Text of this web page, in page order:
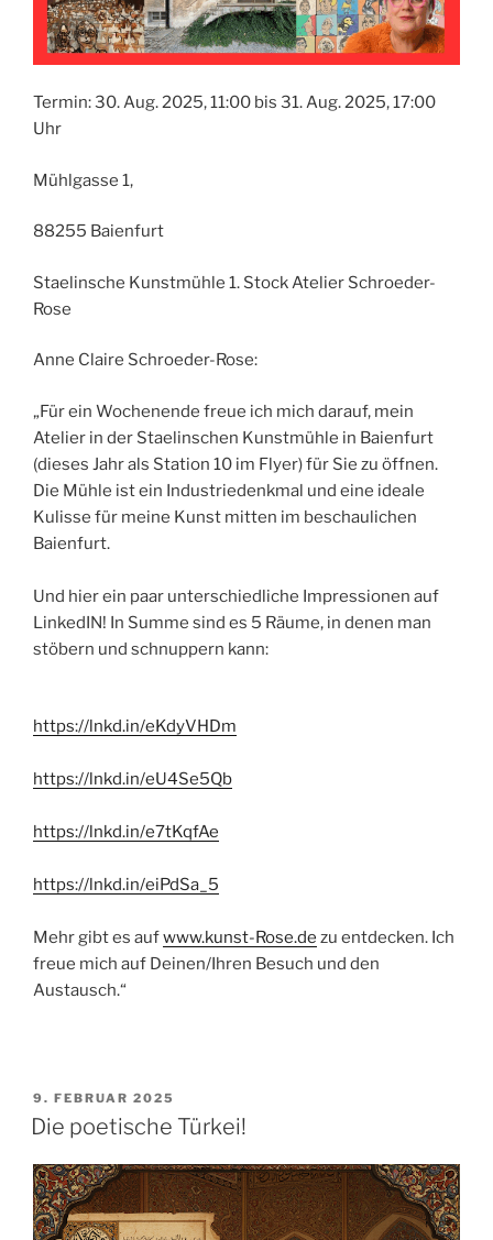
Termin: 30. Aug. 2025, 11:00 bis 31. Aug. 2025, 17:00
Uhr
Mühlgasse 1,
88255 Baienfurt
Staelinsche Kunstmühle 1. Stock Atelier Schroeder-
Rose
Anne Claire Schroeder-Rose:
„Für ein Wochenende freue ich mich darauf, mein
Atelier in der Staelinschen Kunstmühle in Baienfurt
(dieses Jahr als Station 10 im Flyer) für Sie zu öffnen.
Die Mühle ist ein Industriedenkmal und eine ideale
Kulisse für meine Kunst mitten im beschaulichen
Baienfurt.
Und hier ein paar unterschiedliche Impressionen auf
LinkedIN! In Summe sind es 5 Räume, in denen man
stöbern und schnuppern kann:
https://lnkd.in/eKdyVHDm
https://lnkd.in/eU4Se5Qb
https://lnkd.in/e7tKqfAe
https://lnkd.in/eiPdSa_5
Mehr gibt es aufwww.kunst-Rose.de zu entdecken. Ich
freue mich auf Deinen/Ihren Besuch und den
Austausch.“
VERÖFFENTLICHT
AM
9. FEBRUAR 2025
Die poetische Türkei!